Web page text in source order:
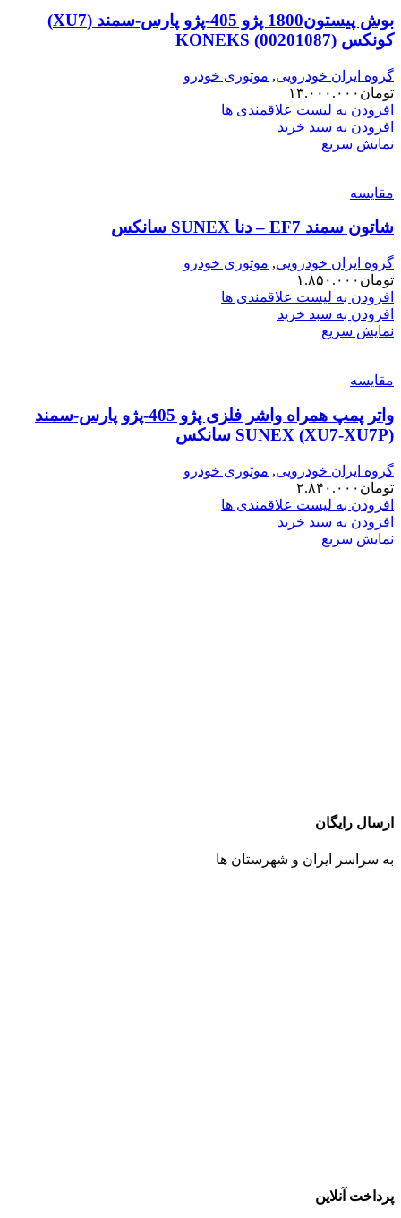
بوش پیستون1800 پژو 405-پژو پارس-سمند (XU7)
کونکس KONEKS (00201087)
گروه ایران خودرویی, موتوری خودرو
تومان ۱۳.۰۰۰.۰۰۰
افزودن به لیست علاقمندی ها
افزودن به سبد خرید
نمایش سریع
مقایسه
شاتون سمند EF7 – دنا SUNEX سانکس
گروه ایران خودرویی, موتوری خودرو
تومان ۱.۸۵۰.۰۰۰
افزودن به لیست علاقمندی ها
افزودن به سبد خرید
نمایش سریع
مقایسه
واتر پمپ همراه واشر فلزی پژو 405-پژو پارس-سمند
(XU7-XU7P) SUNEX سانکس
گروه ایران خودرویی, موتوری خودرو
تومان ۲.۸۴۰.۰۰۰
افزودن به لیست علاقمندی ها
افزودن به سبد خرید
نمایش سریع
ارسال رایگان
به سراسر ایران و شهرستان ها
پرداخت آنلاین